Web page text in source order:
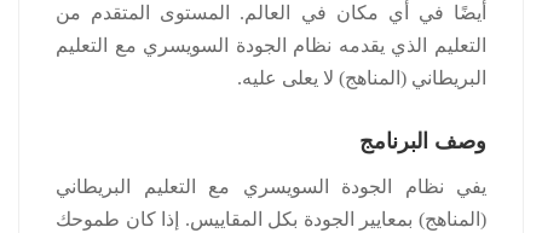
أيضًا في أي مكان في العالم.
المستوى المتقدم من
التعليم الذي يقدمه نظام الجودة السويسري مع التعليم
البريطاني (المناهج) لا يعلى عليه.
وصف البرنامج
يفي نظام الجودة السويسري مع التعليم البريطاني
(المناهج) بمعايير الجودة بكل المقاييس.
إذا كان طموحك